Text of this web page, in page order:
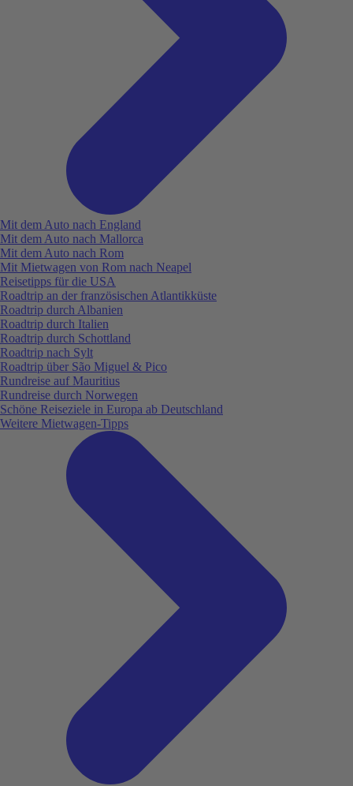
Mit dem Auto nach England
Mit dem Auto nach Mallorca
Mit dem Auto nach Rom
Mit Mietwagen von Rom nach Neapel
Reisetipps für die USA
Roadtrip an der französischen Atlantikküste
Roadtrip durch Albanien
Roadtrip durch Italien
Roadtrip durch Schottland
Roadtrip nach Sylt
Roadtrip über São Miguel & Pico
Rundreise auf Mauritius
Rundreise durch Norwegen
Schöne Reiseziele in Europa ab Deutschland
Weitere Mietwagen-Tipps